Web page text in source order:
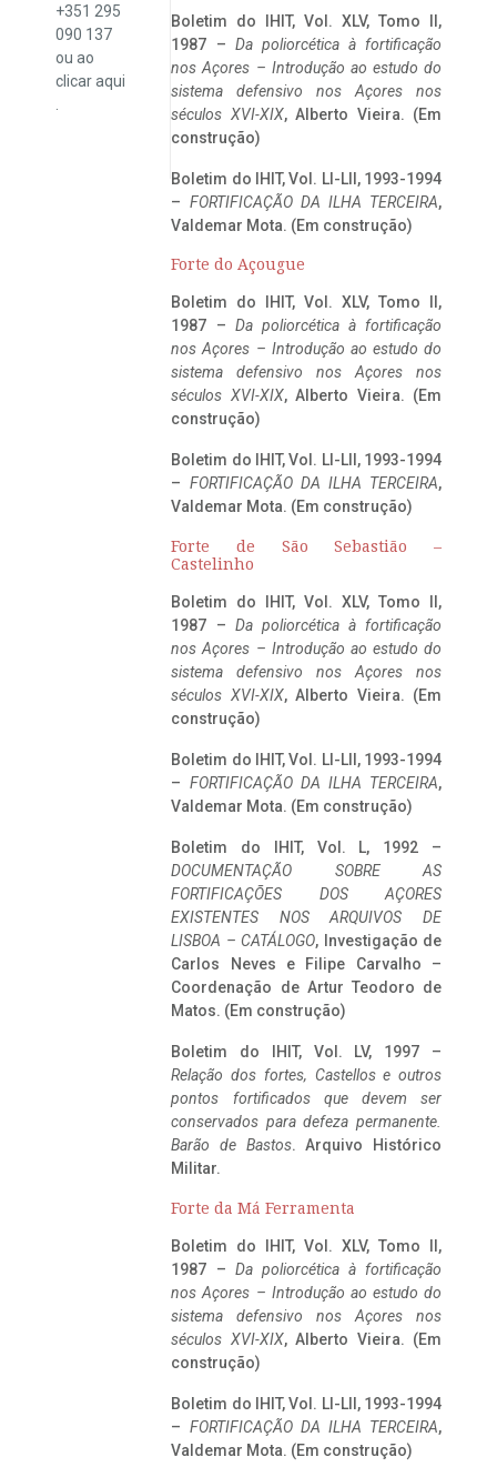
+351 295
090 137
ou ao
clicaraqui
Boletim do IHIT, Vol. XLV, Tomo II,
1987 – Da poliorcética à fortificação
nos Açores – Introdução ao estudo do
sistema defensivo nos Açores nos
séculos XVI-XIX, Alberto Vieira. (Em
construção)
Boletim do IHIT, Vol. LI-LII, 1993-1994
– FORTIFICAÇÃO DA ILHA TERCEIRA,
Valdemar Mota. (Em construção)
Forte do Açougue
Boletim do IHIT, Vol. XLV, Tomo II,
1987 – Da poliorcética à fortificação
nos Açores – Introdução ao estudo do
sistema defensivo nos Açores nos
séculos XVI-XIX, Alberto Vieira. (Em
construção)
Boletim do IHIT, Vol. LI-LII, 1993-1994
– FORTIFICAÇÃO DA ILHA TERCEIRA,
Valdemar Mota. (Em construção)
Forte de São Sebastião –
Castelinho
Boletim do IHIT, Vol. XLV, Tomo II,
1987 – Da poliorcética à fortificação
nos Açores – Introdução ao estudo do
sistema defensivo nos Açores nos
séculos XVI-XIX, Alberto Vieira. (Em
construção)
Boletim do IHIT, Vol. LI-LII, 1993-1994
– FORTIFICAÇÃO DA ILHA TERCEIRA,
Valdemar Mota. (Em construção)
Boletim do IHIT, Vol. L, 1992 –
DOCUMENTAÇÃO SOBRE AS
FORTIFICAÇÕES DOS AÇORES
EXISTENTES NOS ARQUIVOS DE
LISBOA – CATÁLOGO, Investigação de
Carlos Neves e Filipe Carvalho –
Coordenação de Artur Teodoro de
Matos. (Em construção)
Boletim do IHIT, Vol. LV, 1997 –
Relação dos fortes, Castellos e outros
pontos fortificados que devem ser
conservados para defeza permanente.
Barão de Bastos. Arquivo Histórico
Militar.
Forte da Má Ferramenta
Boletim do IHIT, Vol. XLV, Tomo II,
1987 – Da poliorcética à fortificação
nos Açores – Introdução ao estudo do
sistema defensivo nos Açores nos
séculos XVI-XIX, Alberto Vieira. (Em
construção)
Boletim do IHIT, Vol. LI-LII, 1993-1994
– FORTIFICAÇÃO DA ILHA TERCEIRA,
Valdemar Mota. (Em construção)